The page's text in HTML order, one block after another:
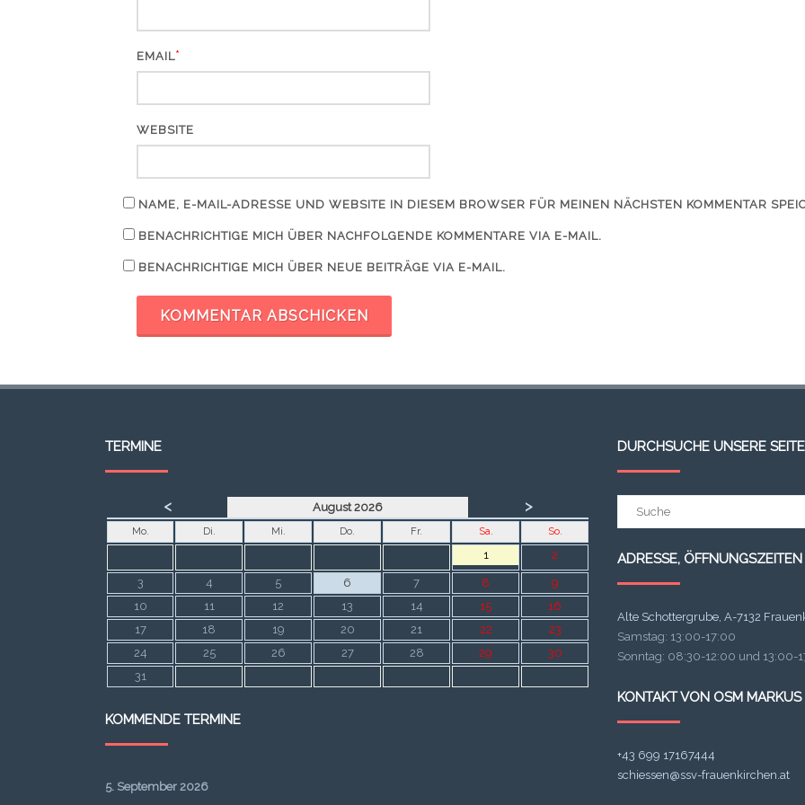
EMAIL*
WEBSITE
NAME, E-MAIL-ADRESSE UND WEBSITE IN DIESEM BROWSER FÜR MEINEN NÄCHSTEN KOMMENTAR
BENACHRICHTIGE MICH ÜBER NACHFOLGENDE KOMMENTARE VIA E-MAIL.
BENACHRICHTIGE MICH ÜBER NEUE BEITRÄGE VIA E-MAIL.
TERMINE
< August 2026 >
Mo. Di. Mi. Do. Fr. Sa. So.
1 2
3 4 5 6 7 8
9
10
11 12 13 14 15
16
17
18 19 20 21 22
23
24
25 26 27 28 29
30
31
KOMMENDE TERMINE
5. September 2026
DURCHSUCHE UNSERE SEITE
ADRESSE, ÖFFNUNGSZEITEN
Alte Schottergrube, A-7132
Samstag: 13:00-17:00
Sonntag: 08:30-12:00 und 13:00-
KONTAKT VON OSM MARKUS
+43 699 17167444
schiessen@ssv-frauenkirchen.at